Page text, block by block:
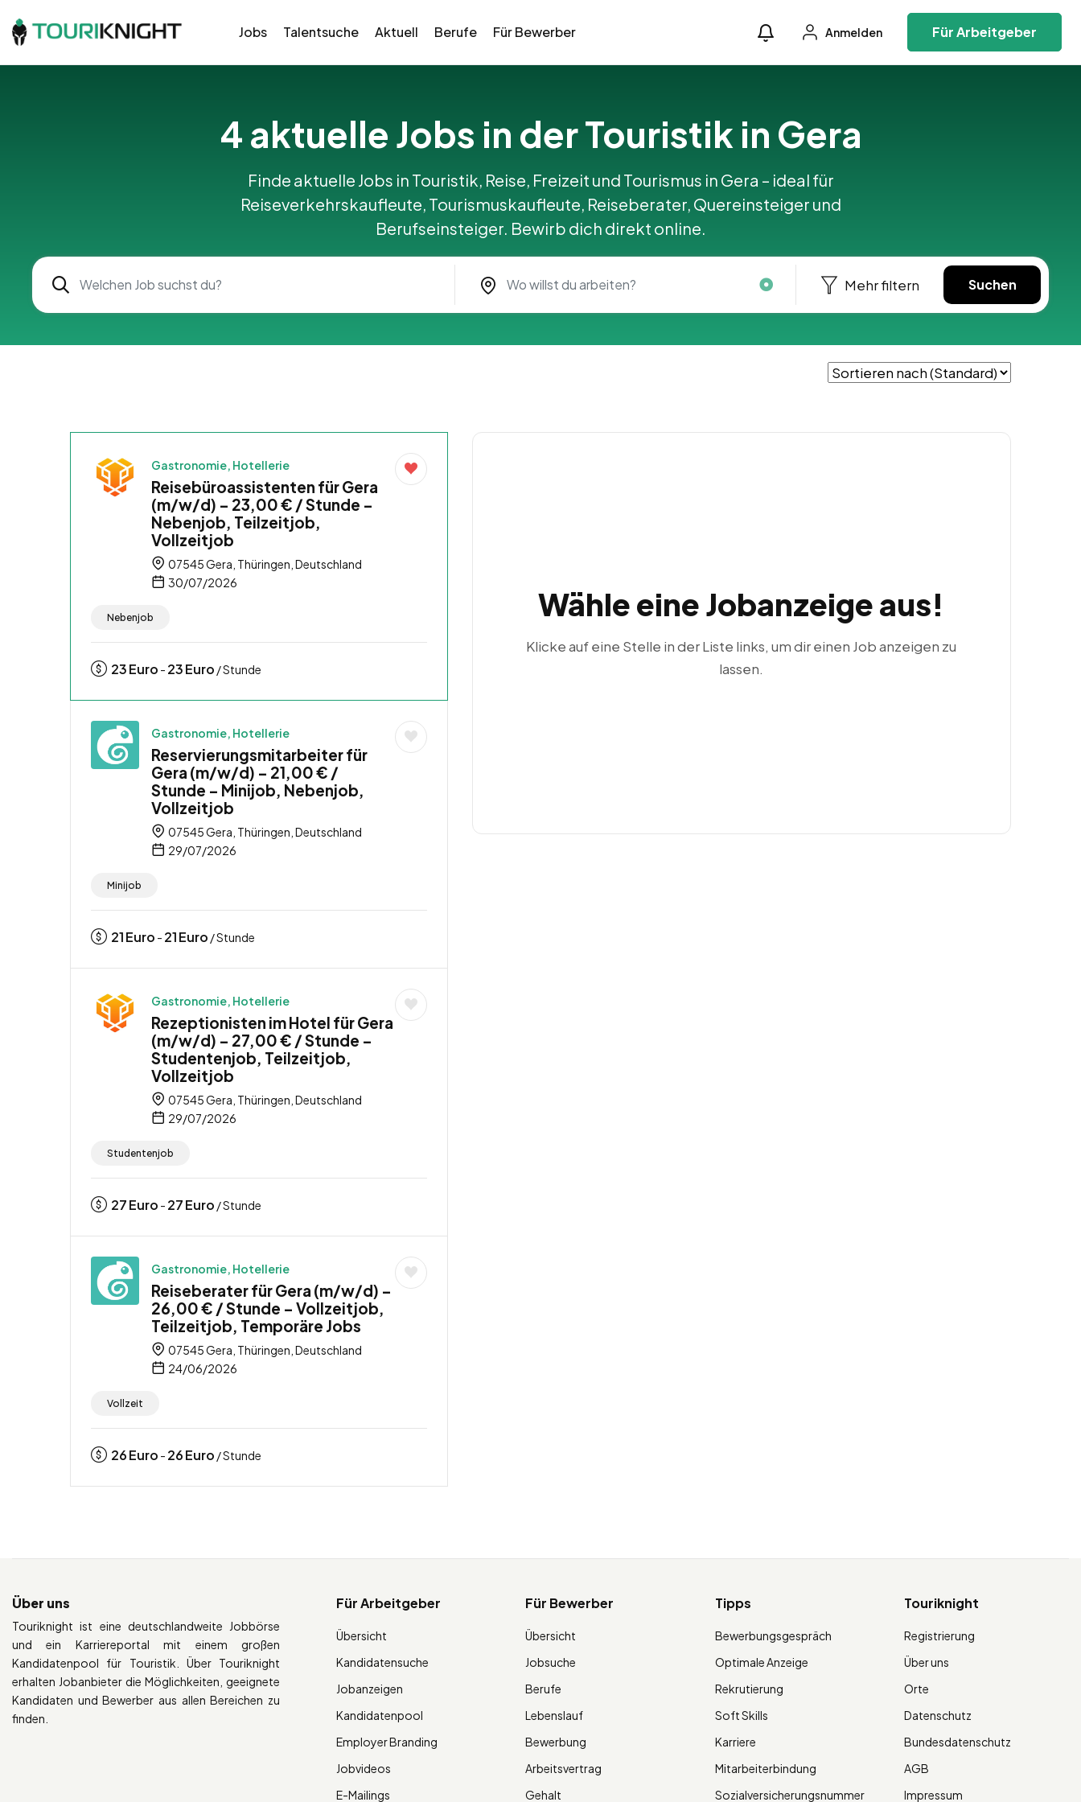
Jobs Talentsuche Aktuell Berufe Für Bewerber Anmelden Für Arbeitgeber
4 aktuelle Jobs in der Touristik in Gera
Finde aktuelle Jobs in Touristik, Reise, Freizeit und Tourismus in Gera – ideal für
Reiseverkehrskaufleute, Tourismuskaufleute, Reiseberater, Quereinsteiger und
Berufseinsteiger. Bewirb dich direkt online.
Mehr filtern Suchen
Gastronomie, Hotellerie
Reisebüroassistenten für Gera
(m/w/d) – 23,00 € / Stunde –
Nebenjob, Teilzeitjob,
Vollzeitjob
07545 Gera, Thüringen, Deutschland
30/07/2026
Nebenjob
23Euro - 23Euro / Stunde
Gastronomie, Hotellerie
Reservierungsmitarbeiter für
Gera (m/w/d) – 21,00 € /
Stunde – Minijob, Nebenjob,
Vollzeitjob
07545 Gera, Thüringen, Deutschland
29/07/2026
Minijob
21Euro - 21Euro / Stunde
Gastronomie, Hotellerie
Rezeptionisten im Hotel für Gera
(m/w/d) – 27,00 € / Stunde –
Studentenjob, Teilzeitjob,
Vollzeitjob
07545 Gera, Thüringen, Deutschland
29/07/2026
Studentenjob
27Euro - 27Euro / Stunde
Gastronomie, Hotellerie
Reiseberater für Gera (m/w/d) –
26,00 € / Stunde – Vollzeitjob,
Teilzeitjob, Temporäre Jobs
07545 Gera, Thüringen, Deutschland
24/06/2026
Vollzeit
26Euro - 26Euro / Stunde
Wähle eine Jobanzeige aus!
Klicke auf eine Stelle in der Liste links, um dir einen Job anzeigen zu
lassen.
Über uns
Touriknight ist eine deutschlandweite Jobbörse
und ein Karriereportal mit einem großen
Kandidatenpool für Touristik. Über Touriknight
erhalten Jobanbieter die Möglichkeiten, geeignete
Kandidaten und Bewerber aus allen Bereichen zu
finden.
Für Arbeitgeber
Übersicht
Kandidatensuche
Jobanzeigen
Kandidatenpool
Employer Branding
Jobvideos
E-Mailings
Für Bewerber
Übersicht
Jobsuche
Berufe
Lebenslauf
Bewerbung
Arbeitsvertrag
Gehalt
Tipps
Bewerbungsgespräch
Optimale Anzeige
Rekrutierung
Soft Skills
Karriere
Mitarbeiterbindung
Sozialversicherungsnummer
Touriknight
Registrierung
Über uns
Orte
Datenschutz
Bundesdatenschutz
AGB
Impressum